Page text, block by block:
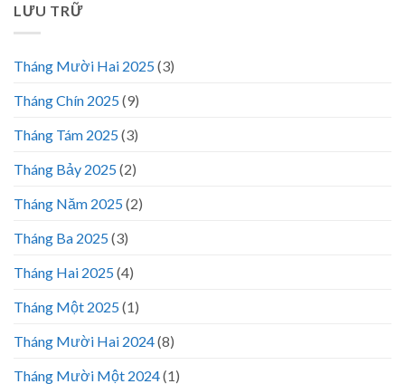
LƯU TRỮ
Tháng Mười Hai 2025(3)
Tháng Chín 2025(9)
Tháng Tám 2025(3)
Tháng Bảy 2025(2)
Tháng Năm 2025(2)
Tháng Ba 2025(3)
Tháng Hai 2025(4)
Tháng Một 2025(1)
Tháng Mười Hai 2024(8)
Tháng Mười Một 2024(1)